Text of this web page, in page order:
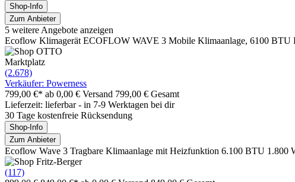
Shop-Info
Zum Anbieter
5 weitere Angebote anzeigen
Ecoflow Klimagerät ECOFLOW WAVE 3 Mobile Klimaanlage, 6100
Marktplatz
(2.678)
Verkäufer: Powerness
799,00 €* ab 0,00 € Versand 799,00 € Gesamt
Lieferzeit: lieferbar - in 7-9 Werktagen bei dir
30 Tage kostenfreie Rücksendung
Shop-Info
Zum Anbieter
Ecoflow Wave 3 Tragbare Klimaanlage mit Heizfunktion 6.100 BTU 1.800
(117)